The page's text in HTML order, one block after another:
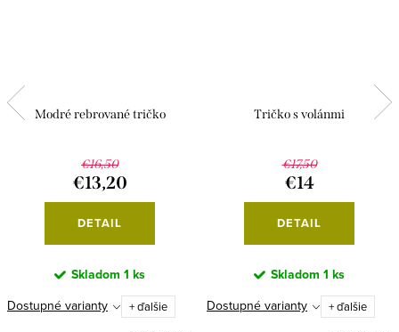
Modré rebrované tričko
€16,50
€13,20
DETAIL
Skladom 1 ks
Dostupné varianty + ďalšie
Tričko s volánmi
€17,50
€14
DETAIL
Skladom 1 ks
Dostupné varianty + ďalšie